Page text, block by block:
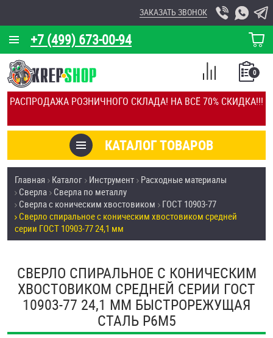
РАСПРОДАЖА РОЗНИЧНОГО СКЛАДА! НА ВСЁ 70% СКИДКА!!!
+7 (499) 673-00-94
ЗАКАЗАТЬ ЗВОНОК
КОРЗИНА
О КОМПАНИИ
КАЛЬКУЛЯТОР
ОТЗЫВЫ
УСЛУГИ
СКИДКИ
ОПТ
ОПЛАТА И ДОСТАВКА
НАШИ МАГАЗИНЫ
КАТАЛОГ ТОВАРОВ
0
СПИСОК
СРАВНЕНИЕ
Товары со скидкой
Анкеры
Антивандальный крепёж, инструмент
Болты и винты
Втулки
Главная Каталог Инструмент Расходные материалы
Сверла Сверла по металлу
Сверла с коническим хвостовиком
ГОСТ 10903-77
Сверло спиральное с коническим хвостовиком средней
серии ГОСТ 10903-77 24,1 мм
СВЕРЛО СПИРАЛЬНОЕ С КОНИЧЕСКИМ
ХВОСТОВИКОМ СРЕДНЕЙ СЕРИИ ГОСТ
10903-77 24,1 ММ БЫСТРОРЕЖУЩАЯ
СТАЛЬ Р6М5